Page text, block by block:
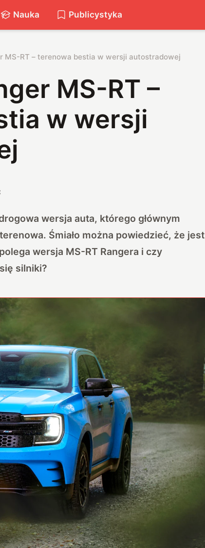
Nauka Publicystyka
MS-RT – terenowa bestia w wersji autostradowej
MS-RT –
w wersji
wersja auta, którego głównym
Śmiało można powiedzieć, że jest
wersja MS-RT Rangera i czy
silniki?